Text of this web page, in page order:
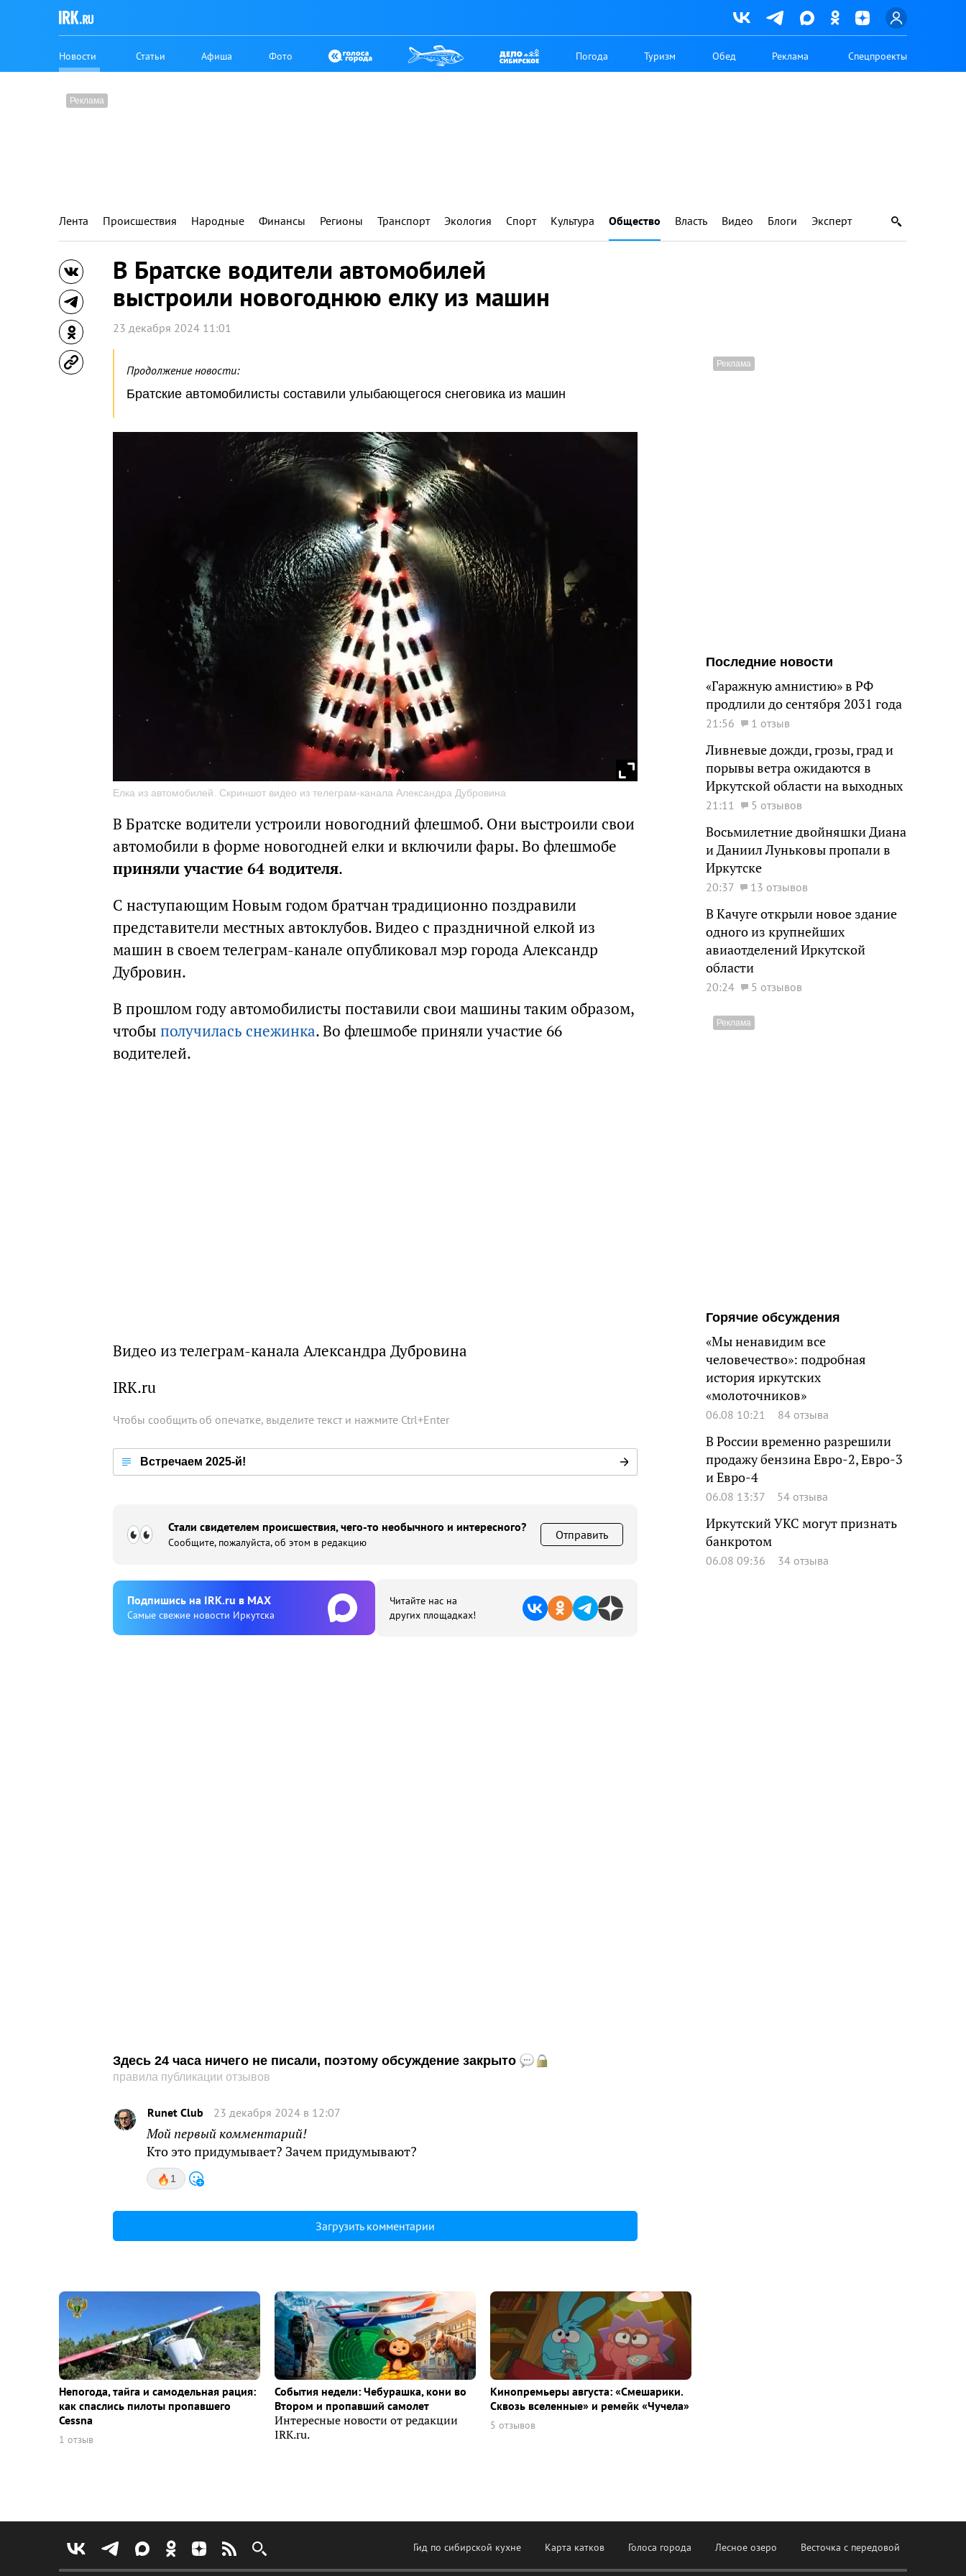
Новости Статьи Афиша Фото Погода Туризм Обед Реклама Спецпроекты
Лента Происшествия Народные Финансы Регионы Транспорт Экология Спорт Культура Общество Власть Видео Блоги Эксперт
В Братске водители автомобилей
выстроили новогоднюю елку из машин
23 декабря 2024 11:01
Продолжение новости:
Братские автомобилисты составили улыбающегося снеговика из машин
Елка из автомобилей. Скриншот видео из телеграм-канала Александра Дубровина
В Братске водители устроили новогодний флешмоб. Они выстроили свои
автомобили в форме новогодней елки и включили фары. Во флешмобе
приняли участие 64 водителя.
С наступающим Новым годом братчан традиционно поздравили
представители местных автоклубов. Видео с праздничной елкой из
машин в своем телеграм-канале опубликовал мэр города Александр
Дубровин.
В прошлом году автомобилисты поставили свои машины таким образом,
чтобы получилась снежинка. Во флешмобе приняли участие 66
водителей.
Видео из телеграм-канала Александра Дубровина
IRK.ru
Чтобы сообщить об опечатке, выделите текст и нажмите Ctrl+Enter
Встречаем 2025-й!
Стали свидетелем происшествия, чего-то необычного и интересного?
Сообщите, пожалуйста, об этом в редакцию
Отправить
Подпишиcь на IRK.ru в MAX
Cамые свежие новости Иркутска
Читайте нас на
других площадках!
Здесь 24 часа ничего не писали, поэтому обсуждение закрыто
правила публикации отзывов
Runet Club 23 декабря 2024 в 12:07
Мой первый комментарий!
Кто это придумывает? Зачем придумывают?
1
Загрузить комментарии
Последние новости
«Гаражную амнистию» в РФ
продлили до сентября 2031 года
21:56 1 отзыв
Ливневые дожди, грозы, град и
порывы ветра ожидаются в
Иркутской области на выходных
21:11 5 отзывов
Восьмилетние двойняшки Диана
и Даниил Луньковы пропали в
Иркутске
20:37 13 отзывов
В Качуге открыли новое здание
одного из крупнейших
авиаотделений Иркутской
области
20:24 5 отзывов
Горячие обсуждения
«Мы ненавидим все
человечество»: подробная
история иркутских
«молоточников»
06.08 10:21 84 отзыва
В России временно разрешили
продажу бензина Евро-2, Евро-3
и Евро-4
06.08 13:37 54 отзыва
Иркутский УКС могут признать
банкротом
06.08 09:36 34 отзыва
Непогода, тайга и самодельная рация:
как спаслись пилоты пропавшего
Cessna
1 отзыв
События недели: Чебурашка, кони во
Втором и пропавший самолет
Интересные новости от редакции
IRK.ru.
Кинопремьеры августа: «Смешарики.
Сквозь вселенные» и ремейк «Чучела»
5 отзывов
Гид по сибирской кухне Карта катков Голоса города Лесное озеро Весточка с передовой